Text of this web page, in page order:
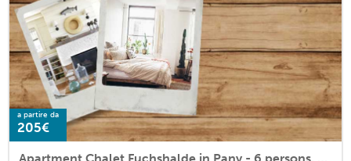
a partire da
205€